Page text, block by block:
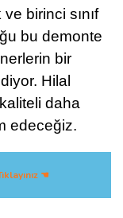
birinci sınıf
bu demonte
bir
Hilal
daha
edeceğiz.
☚